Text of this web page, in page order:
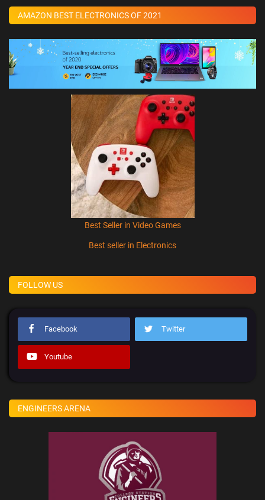
AMAZON BEST ELECTRONICS OF 2021
Best Seller in Video Games
Best seller in Electronics
FOLLOW US
Facebook Twitter
Youtube
ENGINEERS ARENA